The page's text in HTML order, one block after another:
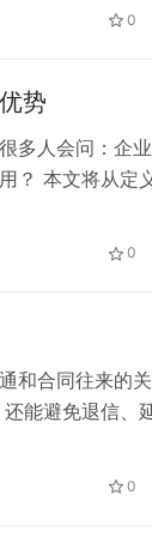
处理和内部协作
0
势
多人会问：企
？ 本文将从定
0
和合同往来的
能避免退信、
认为是性价比较
0